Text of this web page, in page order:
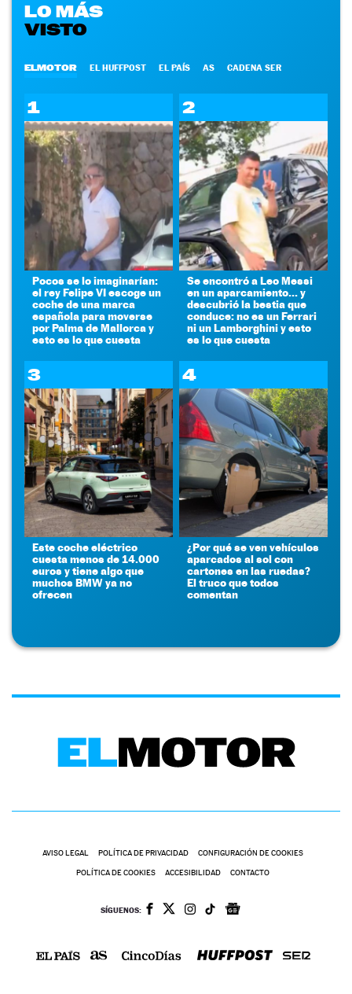
LO MÁS
VISTO
ELMOTOR EL HUFFPOST EL PAÍS AS CADENA SER
1
Pocos se lo imaginarían:
el rey Felipe VI escoge un
coche de una marca
española para moverse
por Palma de Mallorca y
esto es lo que cuesta
2
Se encontró a Leo Messi
en un aparcamiento... y
descubrió la bestia que
conduce: no es un Ferrari
ni un Lamborghini y esto
es lo que cuesta
3
Este coche eléctrico
cuesta menos de 14.000
euros y tiene algo que
muchos BMW ya no
ofrecen
4
¿Por qué se ven vehículos
aparcados al sol con
cartones en las ruedas?
El truco que todos
comentan
AVISO LEGAL POLÍTICA DE PRIVACIDAD CONFIGURACIÓN DE COOKIES
POLÍTICA DE COOKIES ACCESIBILIDAD CONTACTO
SÍGUENOS: